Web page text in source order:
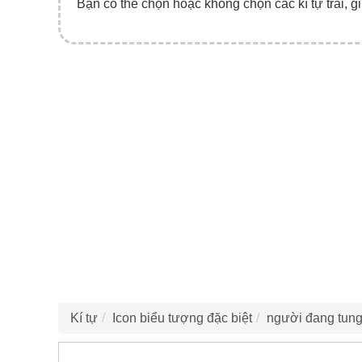
Bạn có thể chọn hoặc không chọn các kí tự trái,
Kí tự Icon biểu tượng đặc biệt người đang